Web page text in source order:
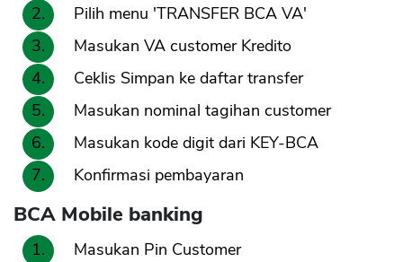
Pilih menu 'TRANSFER BCA VA'
Masukan VA customer Kredito
Ceklis Simpan ke daftar transfer
Masukan nominal tagihan customer
Masukan kode digit dari KEY-BCA
Konfirmasi pembayaran
BCA Mobile banking
Masukan Pin Customer